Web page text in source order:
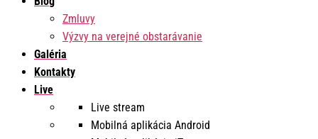
Zmluvy
Výzvy na verejné obstarávanie
Galéria
Kontakty
Live
Live stream
Mobilná aplikácia Android